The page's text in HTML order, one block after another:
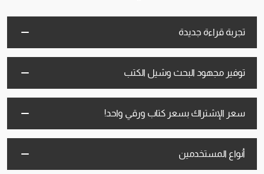
تجربة قراءة جديدة
توفير مجهود البحث وشيل الكتب
سعر الإشتراك بسعر كتاب ورقي واحد!
أنواع المستخدمين